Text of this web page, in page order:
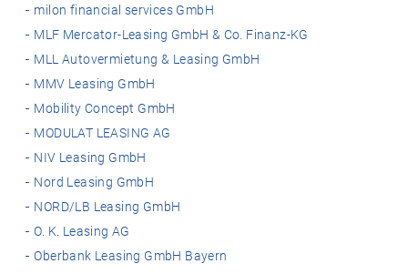
milon financial services GmbH
MLF Mercator-Leasing GmbH & Co. Finanz-KG
MLL Autovermietung & Leasing GmbH
MMV Leasing GmbH
Mobility Concept GmbH
MODULAT LEASING AG
NIV Leasing GmbH
Nord Leasing GmbH
NORD/LB Leasing GmbH
O. K. Leasing AG
Oberbank Leasing GmbH Bayern